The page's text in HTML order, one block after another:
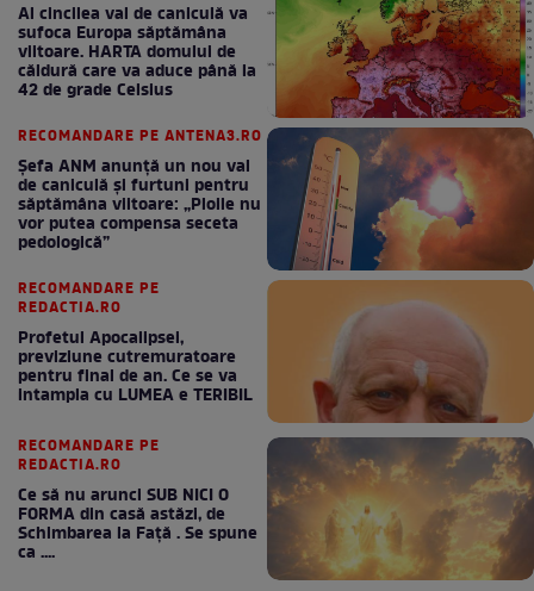
Al cincilea val de caniculă va
sufoca Europa săptămâna
viitoare. HARTA domului de
căldură care va aduce până la
42 de grade Celsius
RECOMANDARE PE ANTENA3.RO
Șefa ANM anunță un nou val
de caniculă și furtuni pentru
săptămâna viitoare: „Ploile nu
vor putea compensa seceta
pedologică”
RECOMANDARE PE
REDACTIA.RO
Profetul Apocalipsei,
previziune cutremuratoare
pentru final de an. Ce se va
intampla cu LUMEA e TERIBIL
RECOMANDARE PE
REDACTIA.RO
Ce să nu arunci SUB NICI O
FORMA din casă astăzi, de
Schimbarea la Față . Se spune
ca ....